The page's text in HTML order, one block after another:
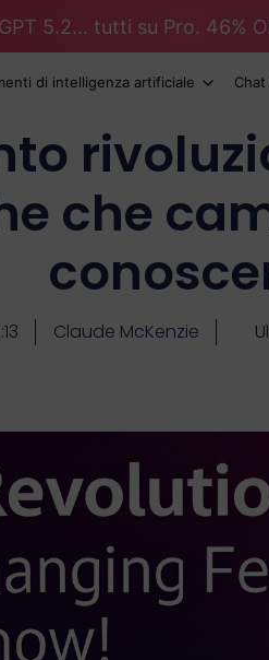
5.2... tutti su Pro. 46%
di intelligenza artificiale Chat
che
Claude McKenzie